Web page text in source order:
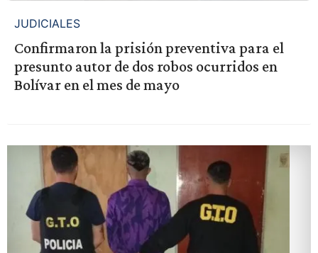
JUDICIALES
Confirmaron la prisión preventiva para el
presunto autor de dos robos ocurridos en
Bolívar en el mes de mayo